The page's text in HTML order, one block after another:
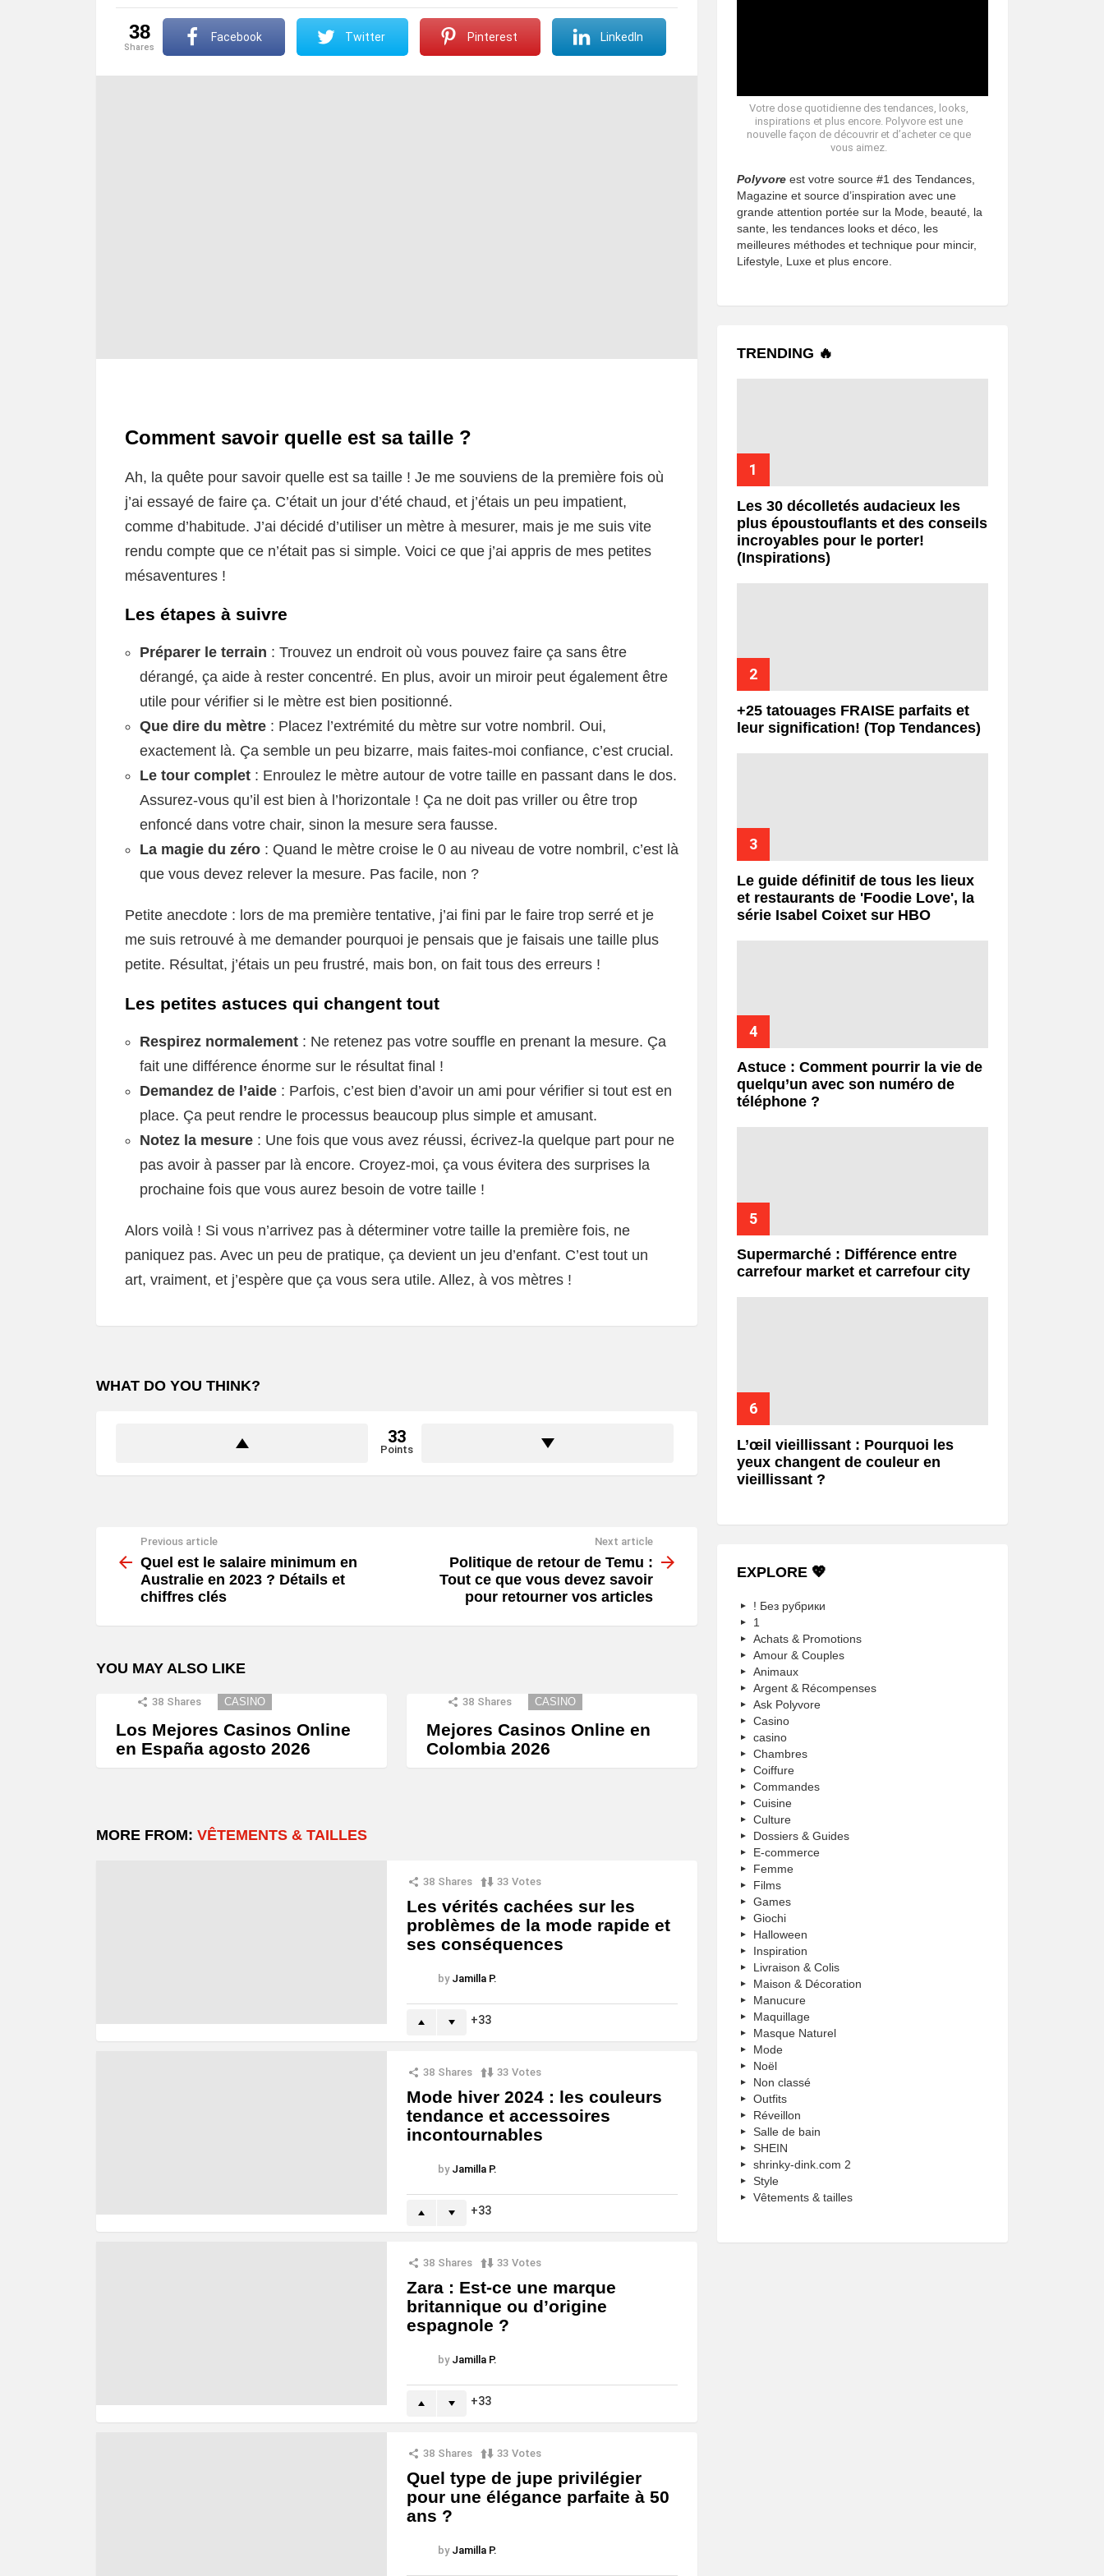
38
shares
Facebook Twitter Pinterest LinkedIn
Comment savoir quelle est sa taille ?
Ah, la quête pour savoir quelle est sa taille ! Je me souviens de la première fois où
j’ai essayé de faire ça. C’était un jour d’été chaud, et j’étais un peu impatient,
comme d’habitude. J’ai décidé d’utiliser un mètre à mesurer, mais je me suis vite
rendu compte que ce n’était pas si simple. Voici ce que j’ai appris de mes petites
mésaventures !
Les étapes à suivre
Préparer le terrain : Trouvez un endroit où vous pouvez faire ça sans être
dérangé, ça aide à rester concentré. En plus, avoir un miroir peut également être
utile pour vérifier si le mètre est bien positionné.
Que dire du mètre : Placez l’extrémité du mètre sur votre nombril. Oui,
exactement là. Ça semble un peu bizarre, mais faites-moi confiance, c’est crucial.
Le tour complet : Enroulez le mètre autour de votre taille en passant dans le dos.
Assurez-vous qu’il est bien à l’horizontale ! Ça ne doit pas vriller ou être trop
enfoncé dans votre chair, sinon la mesure sera fausse.
La magie du zéro : Quand le mètre croise le 0 au niveau de votre nombril, c’est là
que vous devez relever la mesure. Pas facile, non ?
Petite anecdote : lors de ma première tentative, j’ai fini par le faire trop serré et je
me suis retrouvé à me demander pourquoi je pensais que je faisais une taille plus
petite. Résultat, j’étais un peu frustré, mais bon, on fait tous des erreurs !
Les petites astuces qui changent tout
Respirez normalement : Ne retenez pas votre souffle en prenant la mesure. Ça
fait une différence énorme sur le résultat final !
Demandez de l’aide : Parfois, c’est bien d’avoir un ami pour vérifier si tout est en
place. Ça peut rendre le processus beaucoup plus simple et amusant.
Notez la mesure : Une fois que vous avez réussi, écrivez-la quelque part pour ne
pas avoir à passer par là encore. Croyez-moi, ça vous évitera des surprises la
prochaine fois que vous aurez besoin de votre taille !
Alors voilà ! Si vous n’arrivez pas à déterminer votre taille la première fois, ne
paniquez pas. Avec un peu de pratique, ça devient un jeu d’enfant. C’est tout un
art, vraiment, et j’espère que ça vous sera utile. Allez, à vos mètres !
WHAT DO YOU THINK?
33
Points
more
Previous article
Quel est le salaire minimum en
Australie en 2023 ? Détails et
chiffres clés
Next article
Politique de retour de Temu :
Tout ce que vous devez savoir
pour retourner vos articles
YOU MAY ALSO LIKE
38 Shares CASINO
Los Mejores Casinos Online
en España agosto 2026
38 Shares CASINO
Mejores Casinos Online en
Colombia 2026
MORE FROM: VÊTEMENTS & TAILLES
38 Shares 33 Votes
Les vérités cachées sur les
problèmes de la mode rapide et
ses conséquences
by Jamilla P.
33
38 Shares 33 Votes
Mode hiver 2024 : les couleurs
tendance et accessoires
incontournables
by Jamilla P.
33
38 Shares 33 Votes
Zara : Est-ce une marque
britannique ou d’origine
espagnole ?
by Jamilla P.
33
38 Shares 33 Votes
Quel type de jupe privilégier
pour une élégance parfaite à 50
ans ?
by Jamilla P.
Votre dose quotidienne des tendances, looks,
inspirations et plus encore. Polyvore est une
nouvelle façon de découvrir et d’acheter ce que
vous aimez.
Polyvore est votre source #1 des Tendances,
Magazine et source d’inspiration avec une
grande attention portée sur la Mode, beauté, la
sante, les tendances looks et déco, les
meilleures méthodes et technique pour mincir,
Lifestyle, Luxe et plus encore.
TRENDING 🔥
Les 30 décolletés audacieux les
plus époustouflants et des conseils
incroyables pour le porter!
(Inspirations)
+25 tatouages ​​FRAISE parfaits et
leur signification! (Top Tendances)
Le guide définitif de tous les lieux
et restaurants de 'Foodie Love', la
série Isabel Coixet sur HBO
Astuce : Comment pourrir la vie de
quelqu’un avec son numéro de
téléphone ?
Supermarché : Différence entre
carrefour market et carrefour city
L’œil vieillissant : Pourquoi les
yeux changent de couleur en
vieillissant ?
EXPLORE 💖
! Без рубрики
1
Achats & Promotions
Amour & Couples
Animaux
Argent & Récompenses
Ask Polyvore
Casino
casino
Chambres
Coiffure
Commandes
Cuisine
Culture
Dossiers & Guides
E-commerce
Femme
Films
Games
Giochi
Halloween
Inspiration
Livraison & Colis
Maison & Décoration
Manucure
Maquillage
Masque Naturel
Mode
Noël
Non classé
Outfits
Réveillon
Salle de bain
SHEIN
shrinky-dink.com 2
Style
Vêtements & tailles